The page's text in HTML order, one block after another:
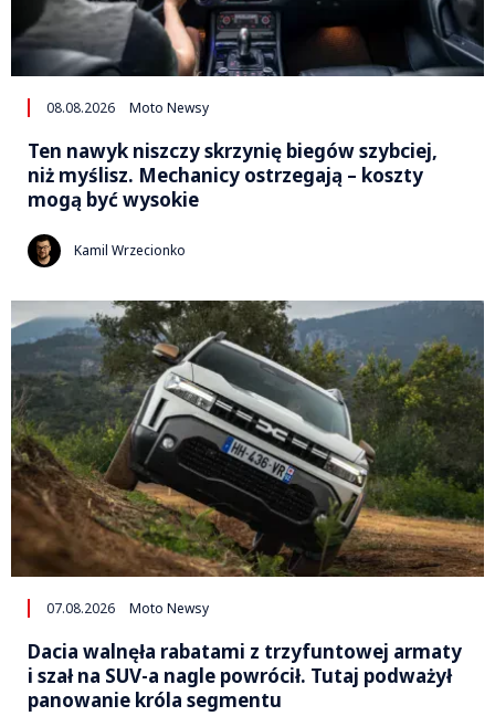
08.08.2026 Moto Newsy
Ten nawyk niszczy skrzynię biegów szybciej,
niż myślisz. Mechanicy ostrzegają – koszty
mogą być wysokie
Kamil Wrzecionko
07.08.2026 Moto Newsy
Dacia walnęła rabatami z trzyfuntowej armaty
i szał na SUV-a nagle powrócił. Tutaj podważył
panowanie króla segmentu